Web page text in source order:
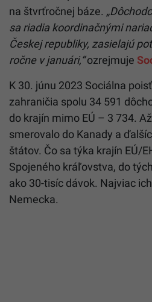
na štvrťročnej báze.
sa riadia koordinačnými
Českej republiky, zasielajú
ročne v januári,“ozrejmuje
K 30. júnu 2023 Sociálna
zahraničia spolu 34 591
do krajín mimo EÚ – 3 734.
smerovalo do Kanady a
štátov. Čo sa týka krajín EÚ/
Spojeného kráľovstva, do
ako 30-tisíc dávok. Najviac
Nemecka.